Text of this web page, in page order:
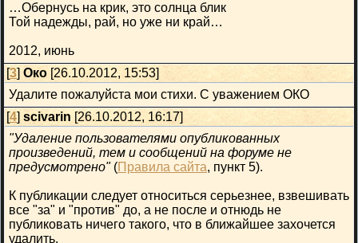
…Обернусь на крик, это солнца блик
Той надежды, рай, но уже ни край…
2012, июнь
[3] Око [26.10.2012, 15:53]
Удалите пожалуйста мои стихи. С уважением ОКО
[4] scivarin [26.10.2012, 16:17]
"Удаление пользователями опубликованных
произведений, тем и сообщений на форуме не
предусмотрено"(Правила сайта, пункт 5).
К публикации следует относиться серьезнее, взвешивать
все "за" и "против" до, а не после и отнюдь не
публиковать ничего такого, что в ближайшее захочется
удалить.